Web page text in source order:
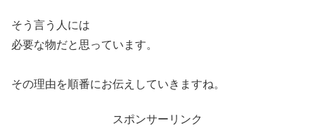
そう言う人には
必要な物だと思っています。
その理由を順番にお伝えしていきますね。
スポンサーリンク